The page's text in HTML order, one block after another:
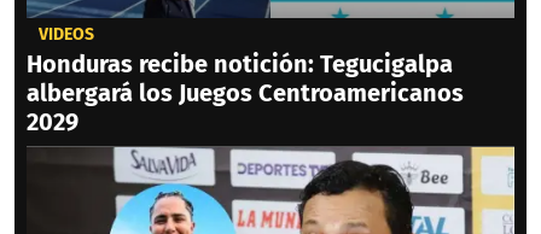
VIDEOS
Honduras recibe notición: Tegucigalpa
albergará los Juegos Centroamericanos
2029